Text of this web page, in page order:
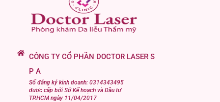
CÔNG TY CỔ PHẦN DOCTOR LASER S
P A
Số đăng ký kinh doanh: 0314343495
được cấp bởi Sở Kế hoạch và Đầu tư
TP.HCM ngày 11/04/2017